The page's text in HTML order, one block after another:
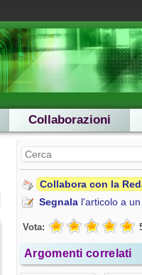
Collaborazioni
Collabora con la
Segnala l'articolo a
Vota:
Argomenti correlati